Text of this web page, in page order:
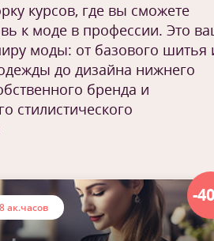
курсов, где вы сможете
к моде в профессии. Это
моды: от базового шитья
до дизайна нижнего
бренда и
стилистического
-
ак.часов